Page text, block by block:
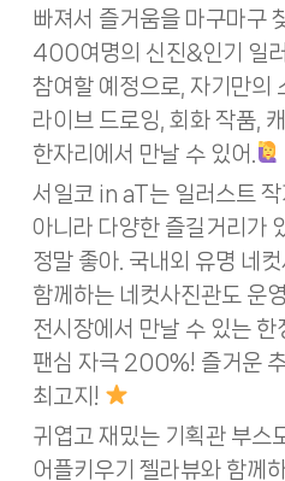
빠져서 즐거움을 마구마구
400여명의 신진&인기 일
참여할 예정으로, 자기만의
라이브 드로잉, 회화 작품,
한자리에서 만날 수 있어.
서일코 in aT는 일러스트
아니라 다양한 즐길거리가
정말 좋아. 국내외 유명 네컷
함께하는 네컷사진관도 운
전시장에서 만날 수 있는 한
팬심 자극 200%! 즐거운
최고지!
귀엽고 재밌는 기획관 부스
어플키우기 젤라뷰와 함께